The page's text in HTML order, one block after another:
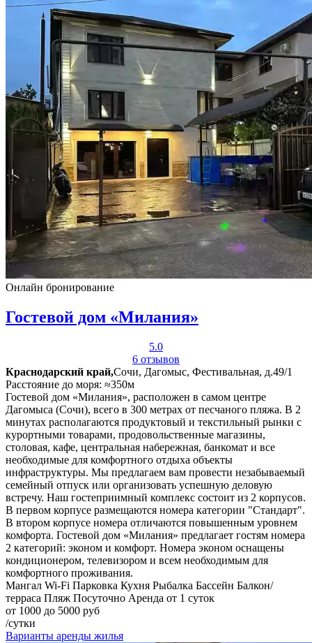
Онлайн бронирование
Гостевой дом «Милания»
5.0
6 отзывов
Краснодарский край,Сочи, Дагомыс, Фестивальная, д.49/1
Расстояние до моря: ≈350м
Гостевой дом «Милания», расположен в самом центре
Дагомыса (Сочи), всего в 300 метрах от песчаного пляжа. В 2
минутах располагаются продуктовый и текстильный рынки с
курортными товарами, продовольственные магазины,
столовая, кафе, центральная набережная, банкомат и все
необходимые для комфортного отдыха объекты
инфраструктуры. Мы предлагаем вам провести незабываемый
семейный отпуск или организовать успешную деловую
встречу. Наш гостеприимный комплекс состоит из 2 корпусов.
В первом корпусе размещаются номера категории "Стандарт".
В втором корпусе номера отличаются повышенным уровнем
комфорта. Гостевой дом «Милания» предлагает гостям номера
2 категорий: эконом и комфорт. Номера эконом оснащены
кондиционером, телевизором и всем необходимым для
комфортного проживания.
Мангал Wi-Fi Парковка Кухня Рыбалка Бассейн Балкон/
терраса Пляж Посуточно Аренда от 1 суток
от 1000 до 5000 руб
/сутки
Варианты аренды жилья